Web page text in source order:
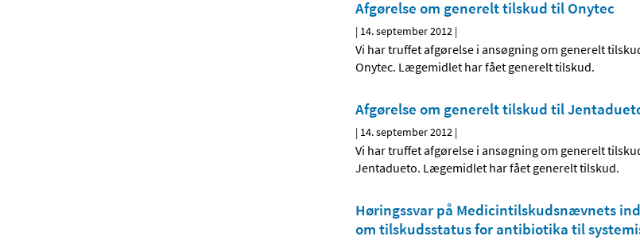
Afgørelse om generelt tilskud til Onytec
| 14. september 2012 |
Vi har truffet afgørelse i ansøgning om generelt
Onytec. Lægemidlet har fået generelt tilskud.
Afgørelse om generelt tilskud til
| 14. september 2012 |
Vi har truffet afgørelse i ansøgning om generelt
Jentadueto. Lægemidlet har fået generelt tilskud.
Høringssvar på Medicintilskudsnævnets
om tilskudsstatus for antibiotika til